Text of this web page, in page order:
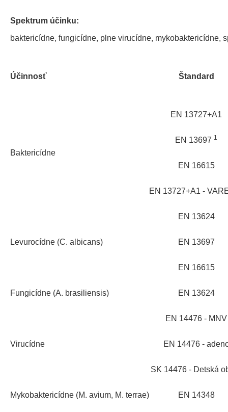
Spektrum účinku:
baktericídne, fungicídne, plne virucídne, mykobaktericídne,
Účinnosť Štandard
Baktericídne
EN 13727+A1
EN 13697 1
EN 16615
EN 13727+A1 -
Levurocídne (C. albicans)
EN 13624
EN 13697
EN 16615
Fungicídne (A. brasiliensis) EN 13624
Virucídne
EN 14476 - MNV
EN 14476 -
SK 14476 - Detská
Mykobaktericídne (M. avium, M. terrae) EN 14348